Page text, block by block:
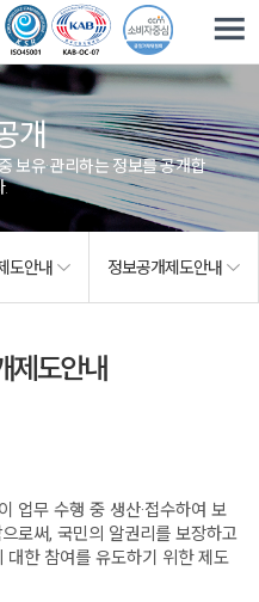
개
보유·관리하는 정보를 공개합
.
도안내 정보공개제도안내
제도안내
업무 수행 중 생산·접수하여 보
로써, 국민의 알권리를 보장하고
대한 참여를 유도하기 위한 제도